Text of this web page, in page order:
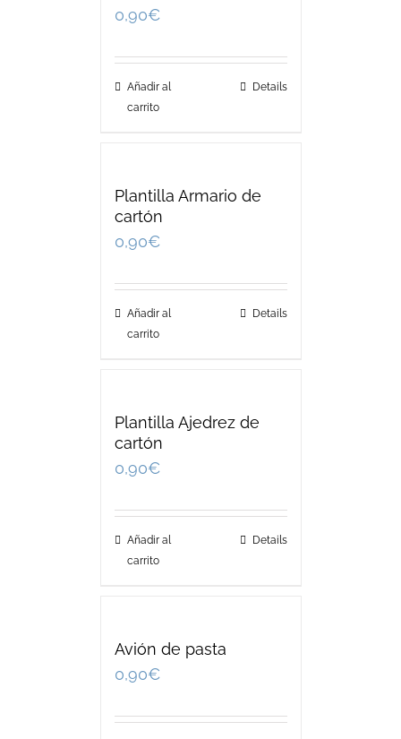
0,90€
Añadir al
carrito
Details
Plantilla Armario de
cartón
0,90€
Añadir al
carrito
Details
Plantilla Ajedrez de
cartón
0,90€
Añadir al
carrito
Details
Avión de pasta
0,90€